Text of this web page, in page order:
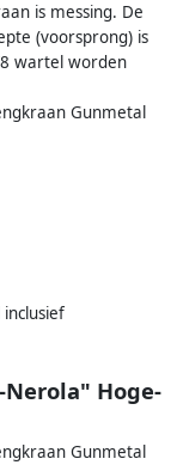
is messing. De
(voorsprong) is
wartel worden
Gunmetal
Nerola" Hoge-
Gunmetal